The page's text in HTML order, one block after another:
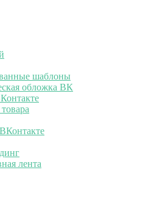
шаблоны
обложка ВК
лента